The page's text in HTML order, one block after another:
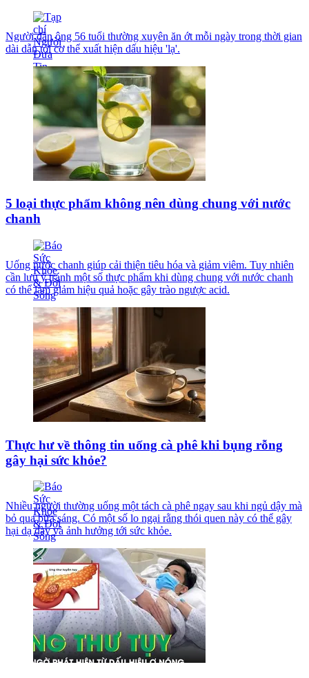
Người đàn ông 56 tuổi thường xuyên ăn ớt mỗi ngày trong thời gian
dài dẫn tới cơ thể xuất hiện dấu hiệu 'lạ'.
5 loại thực phẩm không nên dùng chung với nước
chanh
Uống nước chanh giúp cải thiện tiêu hóa và giảm viêm. Tuy nhiên
cần lưu ý tránh một số thực phẩm khi dùng chung với nước chanh
có thể làm giảm hiệu quả hoặc gây trào ngược acid.
Thực hư về thông tin uống cà phê khi bụng rỗng
gây hại sức khỏe?
Nhiều người thường uống một tách cà phê ngay sau khi ngủ dậy mà
bỏ qua bữa sáng. Có một số lo ngại rằng thói quen này có thể gây
hại dạ dày và ảnh hưởng tới sức khỏe.